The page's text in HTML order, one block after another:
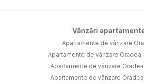
Vânzări
Apartamente de vânzare
Apartamente de vânzare Oradea,
Apartamente de vânzare
Apartamente de vânzare